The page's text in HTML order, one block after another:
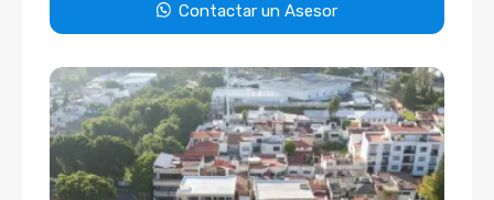
Contactar un Asesor